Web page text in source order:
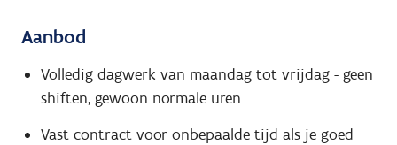
Aanbod
Volledig dagwerk van maandag tot vrijdag - geen
shiften, gewoon normale uren
Vast contract voor onbepaalde tijd als je goed